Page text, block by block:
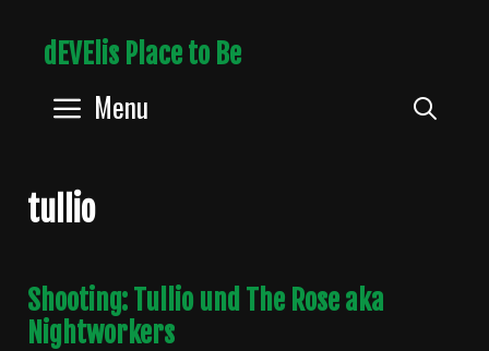
dEVElis Place to Be
Menu
tullio
Shooting: Tullio und The Rose aka
Nightworkers